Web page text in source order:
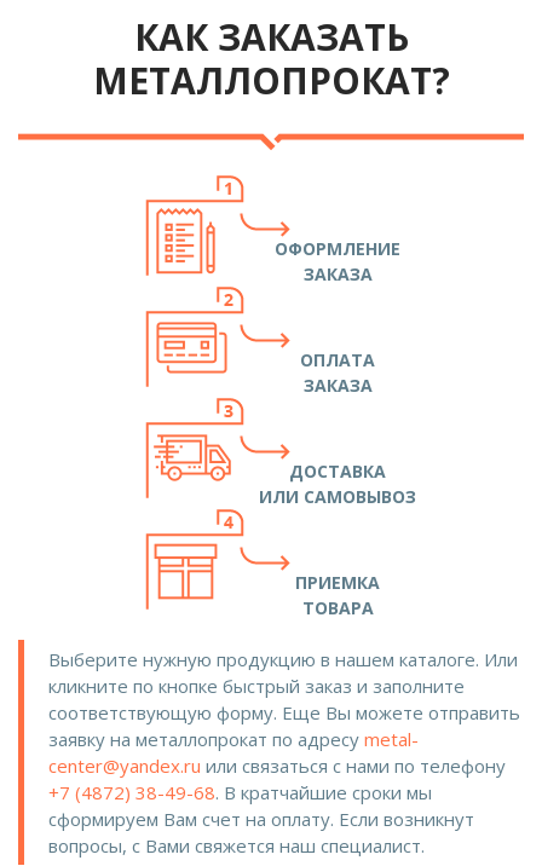
КАК ЗАКАЗАТЬ
МЕТАЛЛОПРОКАТ?
ОФОРМЛЕНИЕ
ЗАКАЗА
ОПЛАТА
ЗАКАЗА
ДОСТАВКА
ИЛИ САМОВЫВОЗ
ПРИЕМКА
ТОВАРА
Выберите нужную продукцию в нашем каталоге. Или
кликните по кнопке быстрый заказ и заполните
соответствующую форму. Еще Вы можете отправить
заявку на металлопрокат по адресу metal-
center@yandex.ru или связаться с нами по телефону
+7 (4872) 38-49-68. В кратчайшие сроки мы
сформируем Вам счет на оплату. Если возникнут
вопросы, с Вами свяжется наш специалист.